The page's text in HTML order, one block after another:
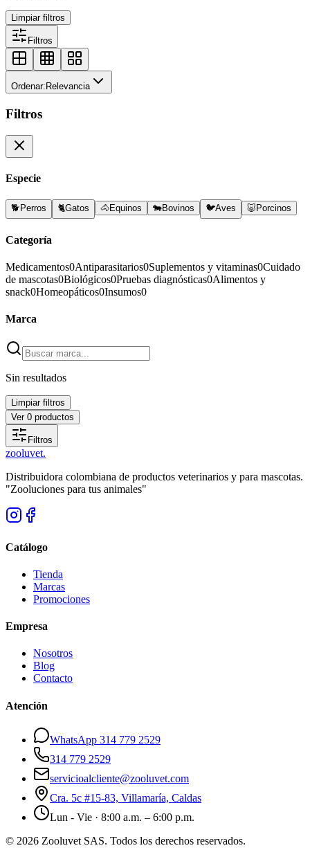
Limpiar filtros
Filtros
Ordenar: Relevancia
Filtros
Especie
🐕 Perros 🐈Gatos 🐴Equinos 🐄Bovinos 🐦Aves 🐷 Porcinos
Categoría
Medicamentos0Antiparasitarios0Suplementos y vitaminas0Cuidado
de mascotas0Biológicos0Pruebas diagnósticas0Alimentos y
snack0Homeopáticos0Insumos0
Marca
Sin resultados
Limpiar filtros
Ver 0 productos
Filtros
zooluvet.
Distribuidora colombiana de productos veterinarios y para mascotas.
"Zooluciones para tus animales"
Catálogo
Tienda
Marcas
Promociones
Empresa
Nosotros
Blog
Contacto
Atención
WhatsApp 314 779 2529
314 779 2529
servicioalcliente@zooluvet.com
Cra. 5c #15-83, Villamaría, Caldas
Lun - Vie · 8:00 a.m. – 6:00 p.m.
© 2026 Zooluvet SAS. Todos los derechos reservados.